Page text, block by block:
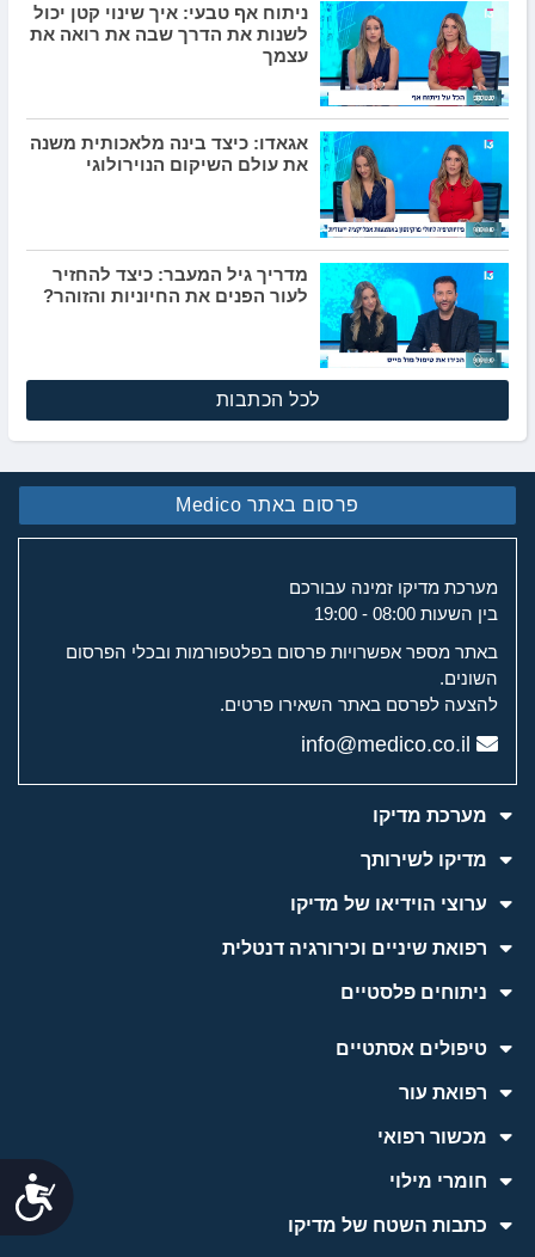
ניתוח אף טבעי: איך שינוי קטן יכול
לשנות את הדרך שבה את רואה את
עצמך
אגאדו: כיצד בינה מלאכותית משנה
את עולם השיקום הנוירולוגי
מדריך גיל המעבר: כיצד להחזיר
לעור הפנים את החיוניות והזוהר?
לכל הכתבות
פרסום באתר Medico
מערכת מדיקו זמינה עבורכם
בין השעות 08:00 - 19:00
באתר מספר אפשרויות פרסום בפלטפורמות ובכלי הפרסום
השונים.
להצעה לפרסם באתר השאירו פרטים.
info@medico.co.il
מערכת מדיקו
מדיקו לשירותך
ערוצי הוידיאו של מדיקו
רפואת שיניים וכירורגיה דנטלית
ניתוחים פלסטיים
טיפולים אסתטיים
רפואת עור
מכשור רפואי
חומרי מילוי
כתבות השטח של מדיקו